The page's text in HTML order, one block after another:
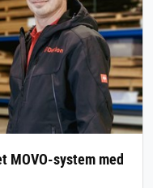
MOVO-system med